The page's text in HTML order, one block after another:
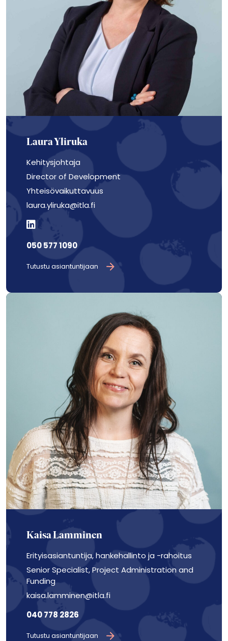
Laura Yliruka
Kehitysjohtaja
Director of Development
Yhteisövaikuttavuus
laura.yliruka@itla.fi
050 577 1090
Tutustu asiantuntijaan
Kaisa Lamminen
Erityisasiantuntija, hankehallinto ja -rahoitus
Senior Specialist, Project Administration and
Funding
kaisa.lamminen@itla.fi
040 778 2826
Tutustu asiantuntijaan